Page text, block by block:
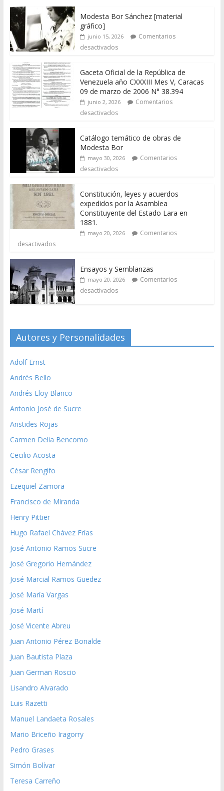
Modesta Bor Sánchez [material
gráfico]
junio 15, 2026
Comentarios
desactivados
Gaceta Oficial de la República de
Venezuela año CXXXIII Mes V, Caracas
09 de marzo de 2006 N° 38.394
junio 2, 2026
Comentarios
desactivados
Catálogo temático de obras de
Modesta Bor
mayo 30, 2026
Comentarios
desactivados
Constitución, leyes y acuerdos
expedidos por la Asamblea
Constituyente del Estado Lara en
1881.
mayo 20, 2026
Comentarios
desactivados
Ensayos y Semblanzas
mayo 20, 2026
Comentarios
desactivados
Autores y Personalidades
Adolf Ernst
Andrés Bello
Andrés Eloy Blanco
Antonio José de Sucre
Aristides Rojas
Carmen Delia Bencomo
Cecilio Acosta
César Rengifo
Ezequiel Zamora
Francisco de Miranda
Henry Pittier
Hugo Rafael Chávez Frías
José Antonio Ramos Sucre
José Gregorio Hernández
José Marcial Ramos Guedez
José María Vargas
José Martí
José Vicente Abreu
Juan Antonio Pérez Bonalde
Juan Bautista Plaza
Juan German Roscio
Lisandro Alvarado
Luis Razetti
Manuel Landaeta Rosales
Mario Briceño Iragorry
Pedro Grases
Simón Bolívar
Teresa Carreño